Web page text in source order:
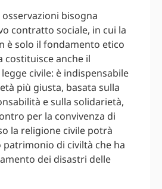
bisogna
contratto sociale, in cui la
è solo il fondamento etico
costituisce anche il
civile: è indispensabile
più giusta, basata sulla
e sulla solidarietà,
per la convivenza di
la religione civile potrà
di civiltà che ha
dei disastri delle